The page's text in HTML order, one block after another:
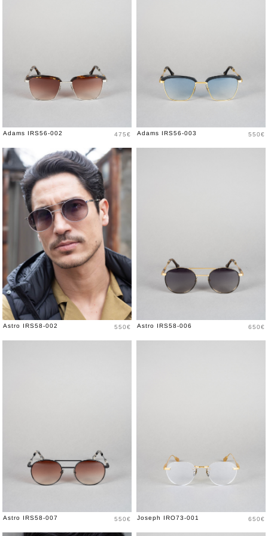
Adams IRS56-002 Prix
475€ Adams IRS56-003 Prix
550€
Astro IRS58-002 Prix
550€ Astro IRS58-006 Prix
650€
Astro IRS58-007 Prix
550€ Joseph IRO73-001 Prix
650€